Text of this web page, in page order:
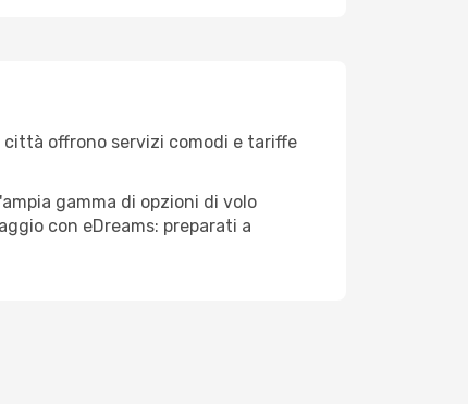
offrono servizi comodi e tariffe
gamma di opzioni di volo
con eDreams: preparati a